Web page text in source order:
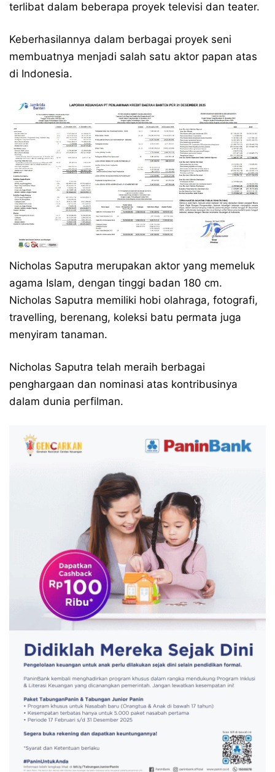
terlibat dalam beberapa proyek televisi dan teater.
Keberhasilannya dalam berbagai proyek seni
membuatnya menjadi salah satu aktor papan atas
di Indonesia.
Nicholas Saputra merupakan aktor yang memeluk
agama Islam, dengan tinggi badan 180 cm.
Nicholas Saputra memiliki hobi olahraga, fotografi,
travelling, berenang, koleksi batu permata juga
menyiram tanaman.
Nicholas Saputra telah meraih berbagai
penghargaan dan nominasi atas kontribusinya
dalam dunia perfilman.